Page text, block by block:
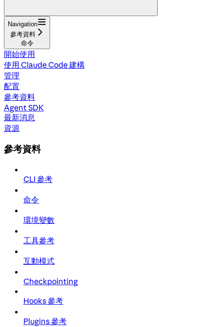
Navigation
參考資料
命令
開始使用
使用 Claude Code 建構
管理
配置
參考資料
Agent SDK
最新消息
資源
參考資料
CLI 參考
命令
環境變數
工具參考
互動模式
Checkpointing
Hooks 參考
Plugins 參考